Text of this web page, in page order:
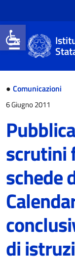
Open
● Comunicazioni
6 Giugno 2011
scrutini
schede
di